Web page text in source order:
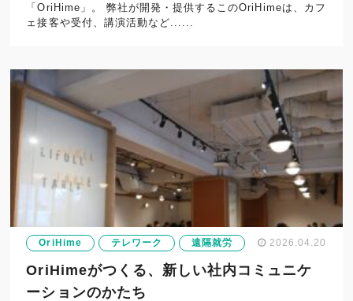
「OriHime」。 弊社が開発・提供するこのOriHimeは、カフ
ェ接客や受付、講演活動など......
OriHime テレワーク 遠隔就労 2026.04.20
OriHimeがつくる、新しい社内コミュニケ
ーションのかたち